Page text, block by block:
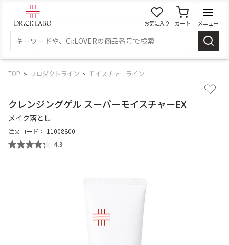
お気に入り カート メニュー
スキンケア
商品カテゴリーから探す
TOP プロダクトライン モイスチャーライン
クレンジングゲル スーパーモイスチャーEX
メイク落とし
注文コード： 11008800
4.3